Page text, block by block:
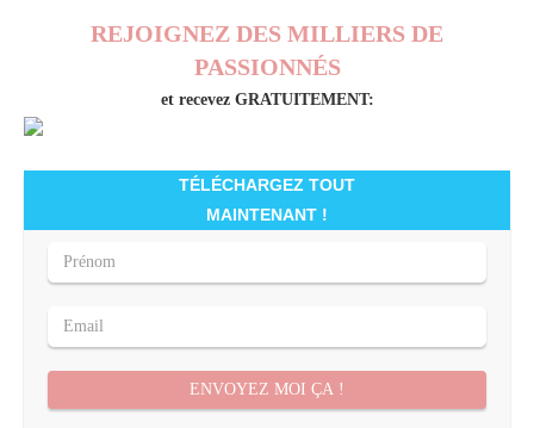
REJOIGNEZ DES MILLIERS DE
PASSIONNÉS
et recevez GRATUITEMENT:
TÉLÉCHARGEZ TOUT
MAINTENANT !
ENVOYEZ MOI ÇA !